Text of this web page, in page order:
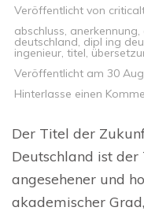
Veröffentlicht von
abschluss, anerkennung,
deutschland, dipl ing
ingenieur, titel,
Veröffentlicht am 30
Hinterlasse einen
Der Titel der
Deutschland ist der
angesehener und
akademischer